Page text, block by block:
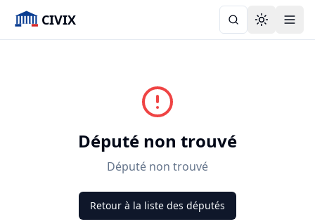
CIVIX Toggle
Député non trouvé
Député non trouvé
Retour à la liste des députés